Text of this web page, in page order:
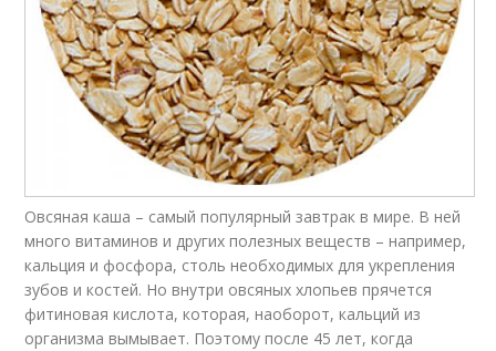
Овсяная каша – самый популярный завтрак в мире. В ней
много витаминов и других полезных веществ – например,
кальция и фосфора, столь необходимых для укрепления
зубов и костей. Но внутри овсяных хлопьев прячется
фитиновая кислота, которая, наоборот, кальций из
организма вымывает. Поэтому после 45 лет, когда